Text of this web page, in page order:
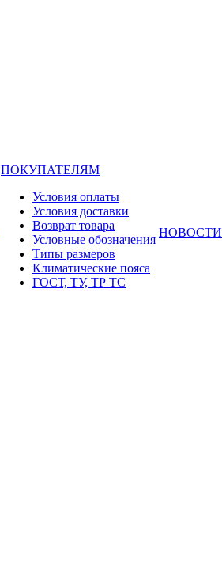
ПОКУПАТЕЛЯМ
Условия оплаты
Условия доставки
Возврат товара
Условные обозначения
Типы размеров
Климатические пояса
ГОСТ, ТУ, ТР ТС
НОВОСТИ